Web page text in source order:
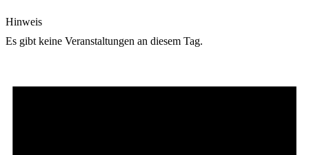
Hinweis
Es gibt keine Veranstaltungen an diesem Tag.